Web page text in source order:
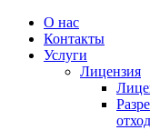
О нас
Контакты
Услуги
Лицензия